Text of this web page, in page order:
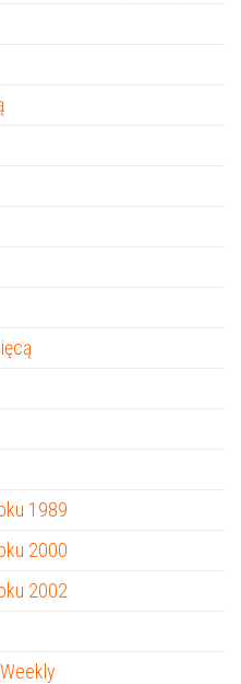
1989
2000
2002